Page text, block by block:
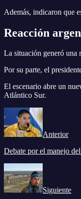
Además, indicaron que
Reacción
La situación generó una
Por su parte, el
El escenario abre un
Atlántico Sur.
Anterior
Debate por el manejo
Siguiente